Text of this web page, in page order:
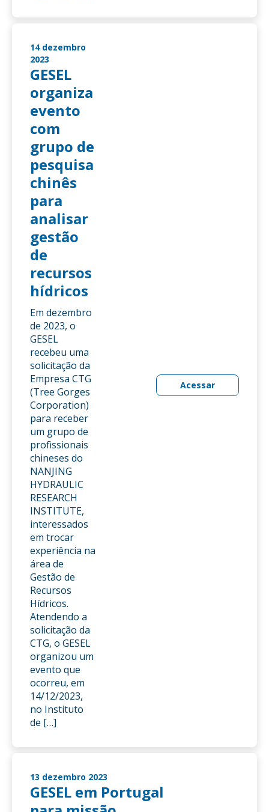
14 dezembro
2023
GESEL
organiza
evento
com
grupo de
pesquisa
chinês
para
analisar
gestão
de
recursos
hídricos
Em dezembro
de 2023, o
GESEL
recebeu uma
solicitação da
Empresa CTG
(Tree Gorges
Corporation)
para receber
um grupo de
profissionais
chineses do
NANJING
HYDRAULIC
RESEARCH
INSTITUTE,
interessados
em trocar
experiência na
área de
Gestão de
Recursos
Hídricos.
Atendendo a
solicitação da
CTG, o GESEL
organizou um
evento que
ocorreu, em
14/12/2023,
no Instituto
de […]
Acessar
13 dezembro 2023
GESEL em Portugal